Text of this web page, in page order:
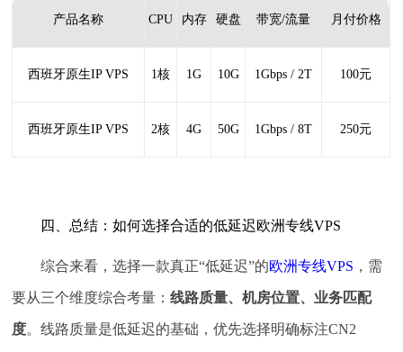
产品名称 CPU 内存 硬盘 带宽/流量 月付价格
西班牙原生IP VPS 1核 1G 10G 1Gbps / 2T 100元
西班牙原生IP VPS 2核 4G 50G 1Gbps / 8T 250元
四、总结：如何选择合适的低延迟欧洲专线VPS
综合来看，选择一款真正“低延迟”的欧洲专线VPS ，需
要从三个维度综合考量：线路质量、机房位置、业务匹配
度。线路质量是低延迟的基础，优先选择明确标注CN2